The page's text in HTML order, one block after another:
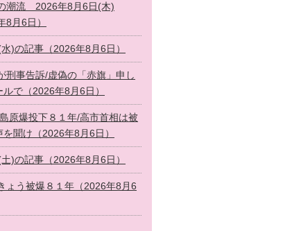
潮流 2026年8月6日(木)
8月6日）
)の記事（2026年8月6日）
刑事告訴/虚偽の「赤旗」申し
で（2026年8月6日）
原爆投下８１年/高市首相は被
聞け（2026年8月6日）
)の記事（2026年8月6日）
う被爆８１年（2026年8月6